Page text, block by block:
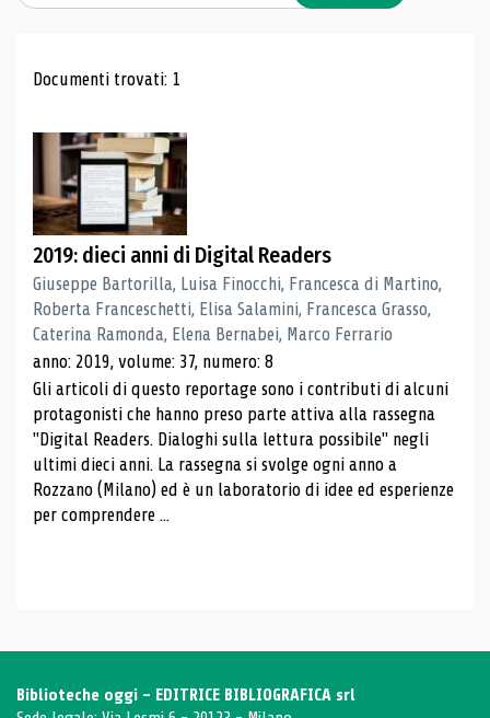
Risultati di ricerca
Documenti trovati: 1
2019: dieci anni di Digital Readers
Giuseppe Bartorilla, Luisa Finocchi, Francesca di Martino,
Roberta Franceschetti, Elisa Salamini, Francesca Grasso,
Caterina Ramonda, Elena Bernabei, Marco Ferrario
anno: 2019, volume: 37, numero: 8
Gli articoli di questo reportage sono i contributi di alcuni
protagonisti che hanno preso parte attiva alla rassegna
"Digital Readers. Dialoghi sulla lettura possibile" negli
ultimi dieci anni. La rassegna si svolge ogni anno a
Rozzano (Milano) ed è un laboratorio di idee ed esperienze
per comprendere ...
Biblioteche oggi - EDITRICE BIBLIOGRAFICA srl